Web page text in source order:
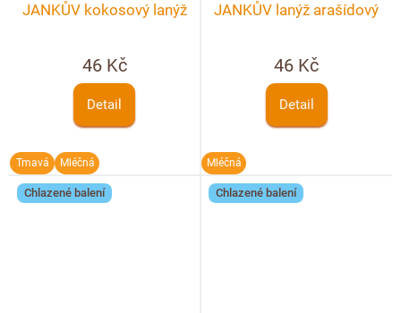
JANKŮV kokosový lanýž
46 Kč
Detail
Tmavá Mléčná
JANKŮV lanýž arašídový
46 Kč
Detail
Mléčná
Chlazené balení Chlazené balení